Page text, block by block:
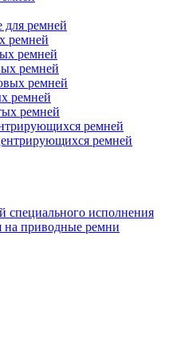
ремней
ремней
ремней
ремней
ремней
ремней
ремней
ремней
ремней
специального исполнения
на приводные ремни